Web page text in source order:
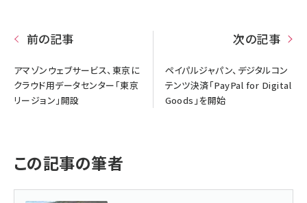
前の記事
アマゾンウェブサービス、東京に
クラウド用データセンター「東京
リージョン」開設
次の記事
ペイパルジャパン、デジタルコン
テンツ決済「PayPal for Digital
Goods」を開始
この記事の筆者